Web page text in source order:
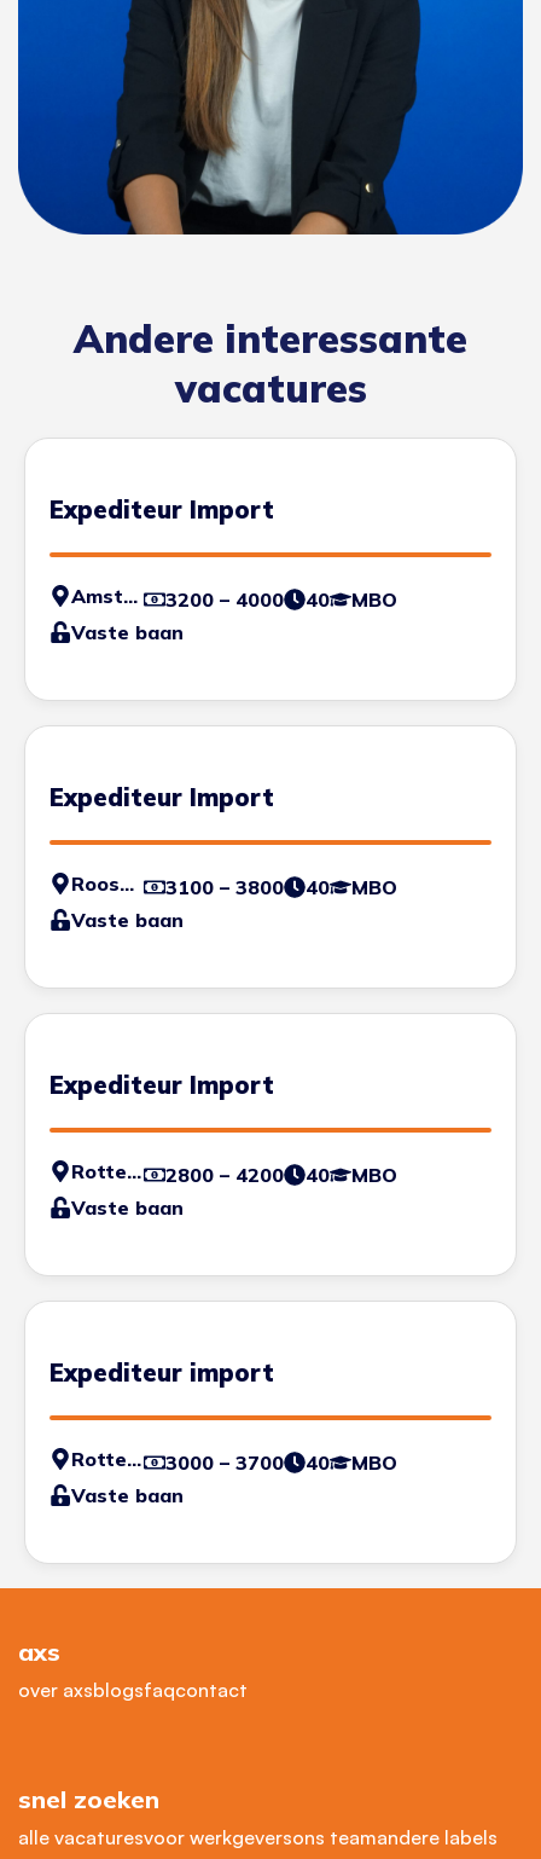
Andere interessante
vacatures
Expediteur Import
Amsterdam 3200 – 4000 40
MBO
Vaste baan
Expediteur Import
Roosendaal 3100 – 3800 40
MBO
Vaste baan
Expediteur Import
Rotterdam 2800 – 4200 40
MBO
Vaste baan
Expediteur import
Rotterdam 3000 – 3700 40
MBO
Vaste baan
axs
over axsblogsfaqcontact
snel zoeken
alle vacaturesvoor werkgeversons teamandere labels